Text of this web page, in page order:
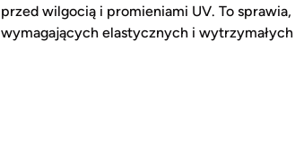
przed wilgocią i promieniami UV. To
wymagających elastycznych i